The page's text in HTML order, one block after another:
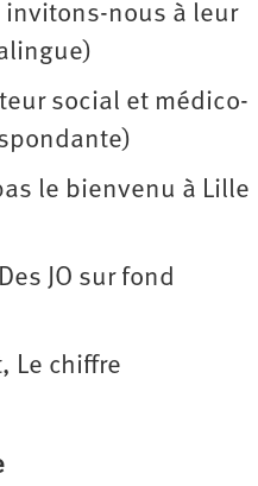
invitons-nous à leur
social et médico-
le bienvenu à Lille
JO sur fond
Le chiffre